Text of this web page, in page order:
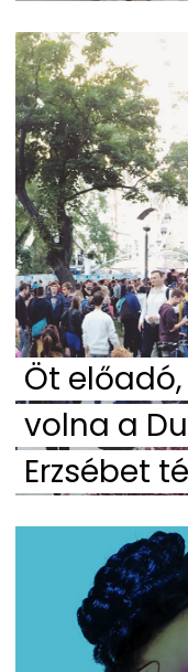
Öt
volna a
Erzsébet